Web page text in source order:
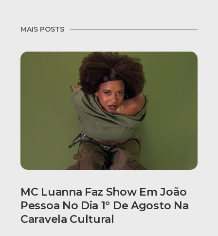
MAIS POSTS
MC Luanna Faz Show Em João
Pessoa No Dia 1º De Agosto Na
Caravela Cultural